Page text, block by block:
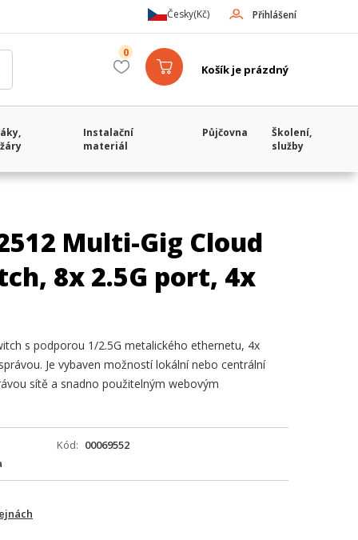
Přihlášení
Česky(Kč)
Košík je prázdný
0
Instalační
materiál
Půjčovna
Školení,
služby
Multi-Gig Cloud
8x 2.5G port, 4x
s podporou 1/2.5G metalického ethernetu, 4x
Je vybaven možností lokální nebo centrální
sítě a snadno použitelným webovým
Kód
00069552